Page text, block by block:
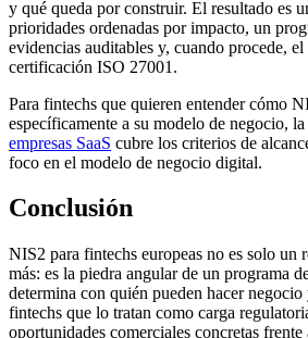
y qué queda por construir. El resultado es
prioridades ordenadas por impacto, un
evidencias auditables y, cuando procede,
certificación ISO 27001.
Para fintechs que quieren entender cómo
específicamente a su modelo de negocio,
empresas SaaS cubre los criterios de
foco en el modelo de negocio digital.
Conclusión
NIS2 para fintechs europeas no es solo un
más: es la piedra angular de un programa
determina con quién pueden hacer
fintechs que lo tratan como carga
oportunidades comerciales concretas